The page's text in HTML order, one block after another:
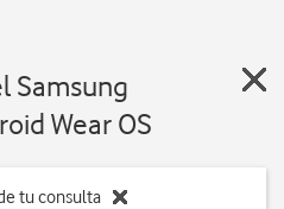
Samsung
Wear OS
tu consulta